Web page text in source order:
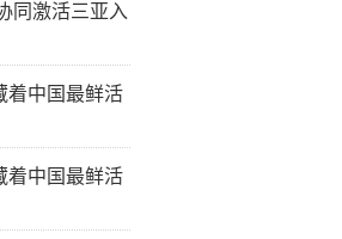
同激活三亚入
着中国最鲜活
着中国最鲜活